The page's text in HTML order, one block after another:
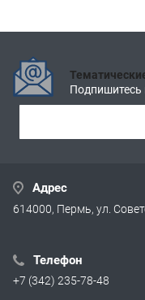
Подпишитесь
Адрес
614000, Пермь, ул.
Телефон
+7 (342) 235-78-48